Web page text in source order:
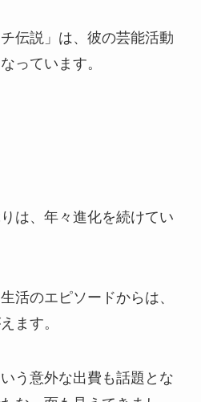
伝説」は、彼の芸能活動
っています。
は、年々進化を続けてい
活のエピソードからは、
ます。
う意外な出費も話題とな